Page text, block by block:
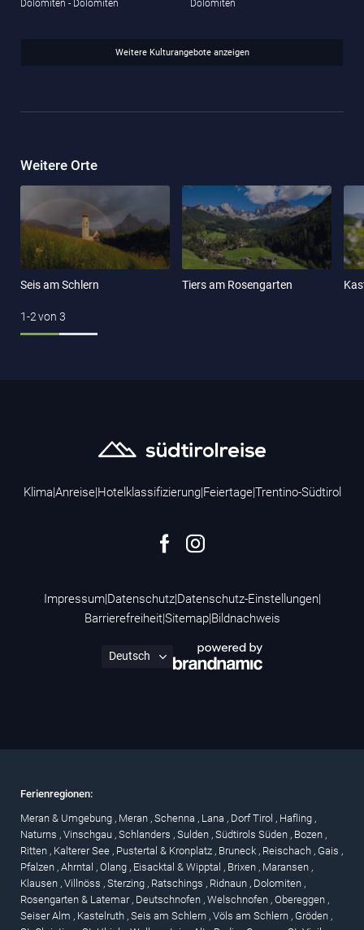
Dolomiten - Dolomiten Dolomiten
Weitere Kulturangebote anzeigen
Weitere Orte
Seis am Schlern Tiers am Rosengarten
1-2von 3
Klima Anreise| Hotelklassifizierung| Feiertage|Trentino-Südtirol
Impressum| Datenschutz| Datenschutz-Einstellungen|
Barrierefreiheit|Sitemap| Bildnachweis
Ferienregionen:
Meran & Umgebung , Meran , Schenna , Lana , Dorf Tirol , Hafling ,
Naturns , Vinschgau , Schlanders , Sulden , Südtirols Süden , Bozen ,
Ritten , Kalterer See , Pustertal & Kronplatz , Bruneck , Reischach , Gais ,
Pfalzen , Ahrntal , Olang , Eisacktal & Wipptal , Brixen , Maransen ,
Klausen , Villnöss , Sterzing , Ratschings , Ridnaun , Dolomiten ,
Rosengarten & Latemar , Deutschnofen , Welschnofen , Obereggen ,
Seiser Alm , Kastelruth , Seis am Schlern , Völs am Schlern , Gröden ,